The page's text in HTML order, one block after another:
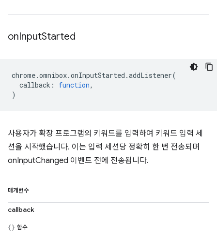
onInputStarted
chrome.omnibox.onInputStarted .addListener(
callback : function,
)
사용자가 확장 프로그램의 키워드를 입력하여 키워드 입력 세
션을 시작했습니다. 이는 입력 세션당 정확히 한 번 전송되며
onInputChanged 이벤트 전에 전송됩니다.
매개변수
callback
함수